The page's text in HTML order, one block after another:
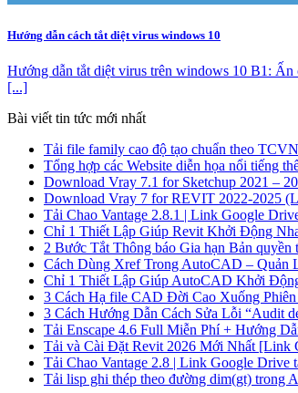
Hướng dẫn cách tắt diệt virus windows 10
Hướng dẫn tắt diệt virus trên windows 10 B1:
[...]
Bài viết tin tức mới nhất
Tải file family cao độ tạo chuẩn theo
Tổng hợp các Website diễn họa nổi tiếng
Download Vray 7.1 for Sketchup 2021 –
Download Vray 7 for REVIT 2022-2025
Tải Chao Vantage 2.8.1 | Link Google
Chỉ 1 Thiết Lập Giúp Revit Khởi Động
2 Bước Tắt Thông báo Gia hạn Bản
Cách Dùng Xref Trong AutoCAD – Quản
Chỉ 1 Thiết Lập Giúp AutoCAD Khởi
3 Cách Hạ file CAD Đời Cao Xuống
3 Cách Hướng Dẫn Cách Sửa Lỗi “Audit
Tải Enscape 4.6 Full Miễn Phí + Hướng
Tải và Cài Đặt Revit 2026 Mới Nhất [Link
Tải Chao Vantage 2.8 | Link Google Drive
Tải lisp ghi thép theo đường dim(gt) trong